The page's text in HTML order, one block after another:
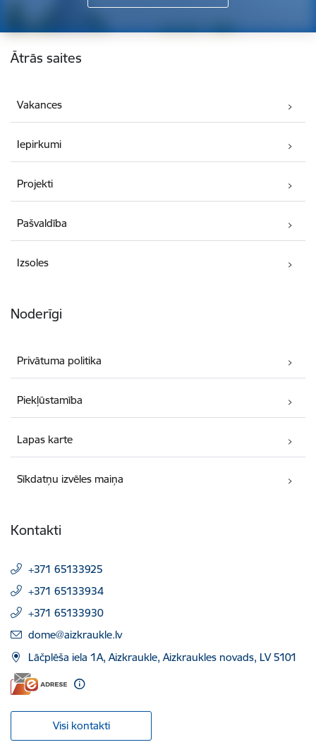
Kājene
Ātrās saites
Vakances
Iepirkumi
Projekti
Pašvaldība
Izsoles
Noderīgi
Privātuma politika
Piekļūstamība
Lapas karte
Sīkdatņu izvēles maiņa
Kontakti
+371 65133925
+371 65133934
+371 65133930
E-pasts:
dome@aizkraukle.lv
Lāčplēša iela 1A, Aizkraukle, Aizkraukles novads, LV 5101
Visi kontakti